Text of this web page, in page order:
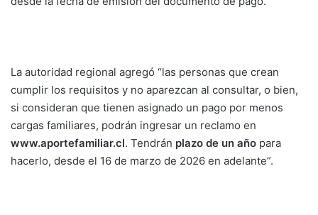
La autoridad regional agregó “las personas que crean
cumplir los requisitos y no aparezcan al consultar, o bien,
si consideran que tienen asignado un pago por menos
cargas familiares, podrán ingresar un reclamo en
www.aportefamiliar.cl. Tendrán plazo de un año para
hacerlo, desde el 16 de marzo de 2026 en adelante”.